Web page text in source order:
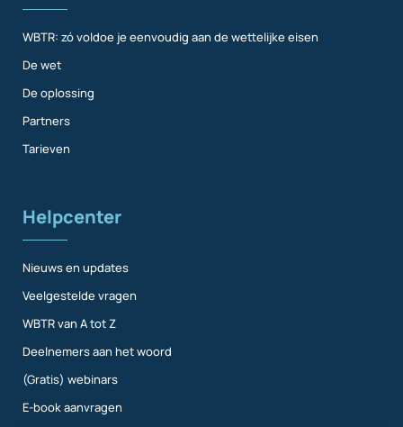
WBTR: zó voldoe je eenvoudig aan de wettelijke eisen
De wet
De oplossing
Partners
Tarieven
Helpcenter
Nieuws en updates
Veelgestelde vragen
WBTR van A tot Z
Deelnemers aan het woord
(Gratis) webinars
E-book aanvragen